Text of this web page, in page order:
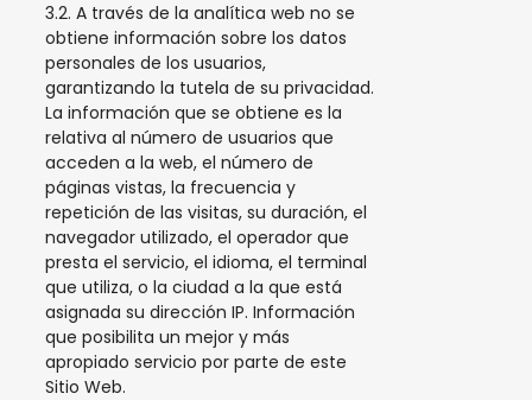
3.2. A través de la analítica web no se
obtiene información sobre los datos
personales de los usuarios,
garantizando la tutela de su privacidad.
La información que se obtiene es la
relativa al número de usuarios que
acceden a la web, el número de
páginas vistas, la frecuencia y
repetición de las visitas, su duración, el
navegador utilizado, el operador que
presta el servicio, el idioma, el terminal
que utiliza, o la ciudad a la que está
asignada su dirección IP. Información
que posibilita un mejor y más
apropiado servicio por parte de este
Sitio Web.